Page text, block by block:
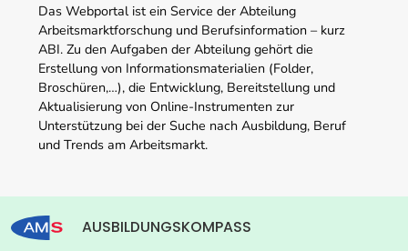
Das Webportal ist ein Service der Abteilung
Arbeitsmarktforschung und Berufsinformation – kurz
ABI. Zu den Aufgaben der Abteilung gehört die
Erstellung von Informationsmaterialien (Folder,
Broschüren,…), die Entwicklung, Bereitstellung und
Aktualisierung von Online-Instrumenten zur
Unterstützung bei der Suche nach Ausbildung, Beruf
und Trends am Arbeitsmarkt.
AUSBILDUNGSKOMPASS